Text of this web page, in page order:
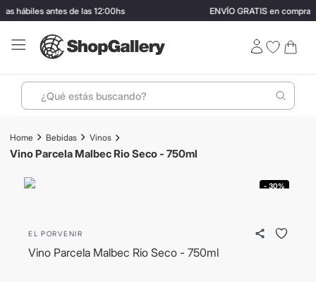
antes de las 12:00hs ENVÍO GRATIS en compras
¿Qué estás buscando?
Bebidas Vinos
Vino Parcela Malbec Rio Seco - 750ml
- 30%
EL PORVENIR
Vino Parcela Malbec Rio Seco - 750ml
1. perfumes
5 vino